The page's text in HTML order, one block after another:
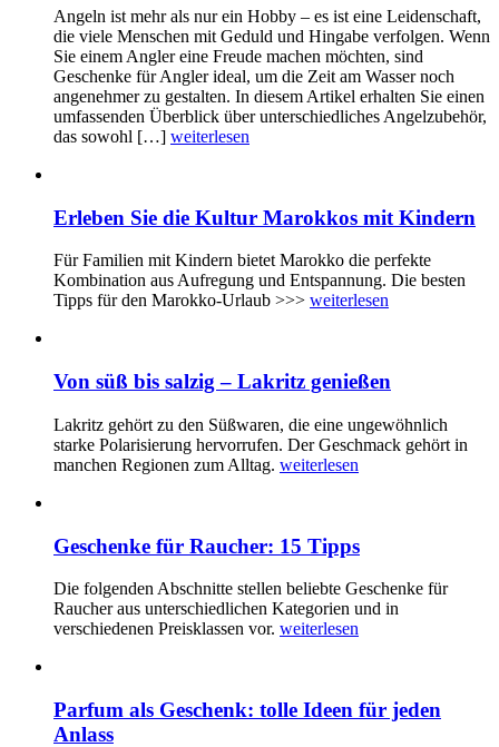
Angeln ist mehr als nur ein Hobby – es ist eine Leidenschaft,
die viele Menschen mit Geduld und Hingabe verfolgen. Wenn
Sie einem Angler eine Freude machen möchten, sind
Geschenke für Angler ideal, um die Zeit am Wasser noch
angenehmer zu gestalten. In diesem Artikel erhalten Sie einen
umfassenden Überblick über unterschiedliches Angelzubehör,
das sowohl […] weiterlesen
Erleben Sie die Kultur Marokkos mit Kindern
Für Familien mit Kindern bietet Marokko die perfekte
Kombination aus Aufregung und Entspannung. Die besten
Tipps für den Marokko-Urlaub >>> weiterlesen
Von süß bis salzig – Lakritz genießen
Lakritz gehört zu den Süßwaren, die eine ungewöhnlich
starke Polarisierung hervorrufen. Der Geschmack gehört in
manchen Regionen zum Alltag. weiterlesen
Geschenke für Raucher: 15 Tipps
Die folgenden Abschnitte stellen beliebte Geschenke für
Raucher aus unterschiedlichen Kategorien und in
verschiedenen Preisklassen vor. weiterlesen
Parfum als Geschenk: tolle Ideen für jeden
Anlass